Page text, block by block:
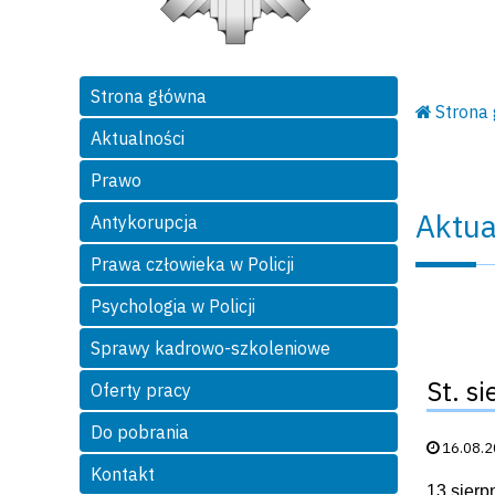
Strona główna
Aktualności
Prawo
Antykorupcja
Prawa człowieka w Policji
Psychologia w Policji
Sprawy kadrowo-szkoleniowe
Oferty pracy
Do pobrania
Kontakt
Strona
St.
Data
13